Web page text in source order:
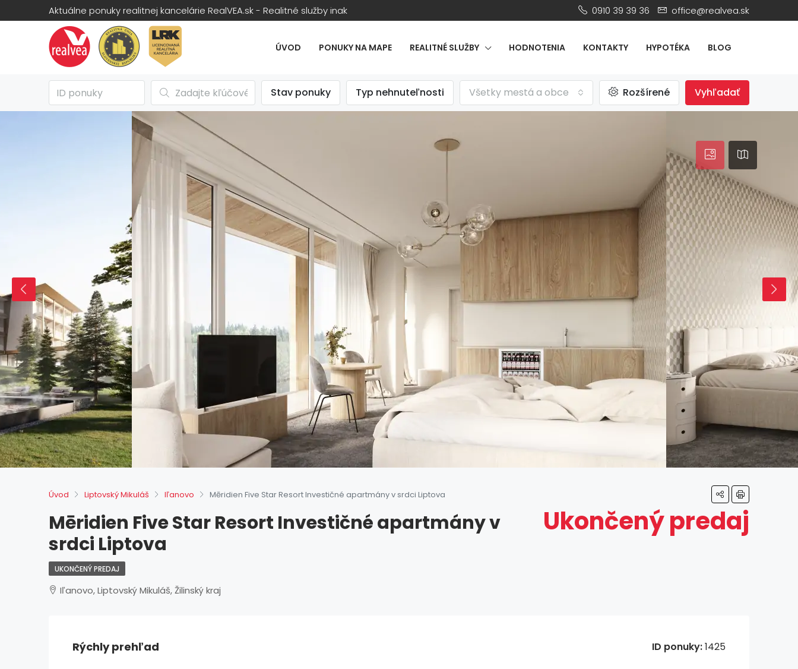
Aktuálne ponuky realitnej kancelárie RealVEA.sk - Realitné služby inak 0910 39 39 36 office@realvea.sk
ÚVOD PONUKY NA MAPE REALITNÉ SLUŽBY HODNOTENIA KONTAKTY HYPOTÉKA BLOG
Stav ponuky Typ nehnuteľnosti Všetky mestá a obce Rozšírené Vyhľadať
Úvod Liptovský Mikuláš Iľanovo Mēridien Five Star Resort Investičné apartmány v srdci Liptova
Mēridien Five Star Resort Investičné apartmány v
srdci Liptova
Ukončený predaj
UKONČENÝ PREDAJ
Iľanovo, Liptovský Mikuláš, Žilinský kraj
Rýchly prehľad ID ponuky:1425